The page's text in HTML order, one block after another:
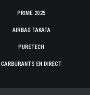
PRIME 2025
AIRBAG TAKATA
PURETECH
CARBURANTS EN DIRECT